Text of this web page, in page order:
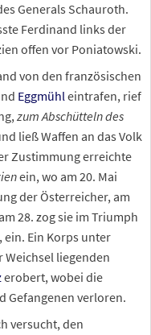
Generals Schauroth.
Ferdinand links der
offen vor Poniatowski.
von den französischen
Eggmühleintrafen, rief
zum Abschütteln des
ließ Waffen an das Volk
Zustimmung erreichte
ein, wo am 20. Mai
der Österreicher, am
28. zog sie im Triumph
ein. Ein Korps unter
Weichsel liegenden
erobert, wobei die
Gefangenen verloren.
versucht, den